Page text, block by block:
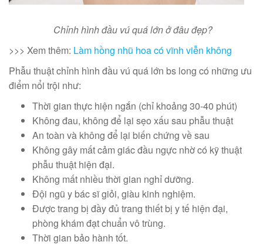
Chỉnh hình đầu vú quá lớn ở đâu đẹp?
>>> Xem thêm: Làm hồng nhũ hoa có vĩnh viễn không
Phẫu thuật chỉnh hình đầu vú quá lớn bs long có những ưu
điểm nổi trội như:
Thời gian thực hiện ngắn (chỉ khoảng 30-40 phút)
Không đau, không để lại sẹo xấu sau phẫu thuật
An toàn và không để lại biến chứng về sau
Không gây mất cảm giác đầu ngực nhờ có kỹ thuật
phẫu thuật hiện đại.
Không mất nhiều thời gian nghỉ dưỡng.
Đội ngũ y bác sĩ giỏi, giàu kinh nghiệm.
Được trang bị đầy đủ trang thiết bị y tế hiện đại,
phòng khám đạt chuẩn vô trùng.
Thời gian bảo hành tốt.